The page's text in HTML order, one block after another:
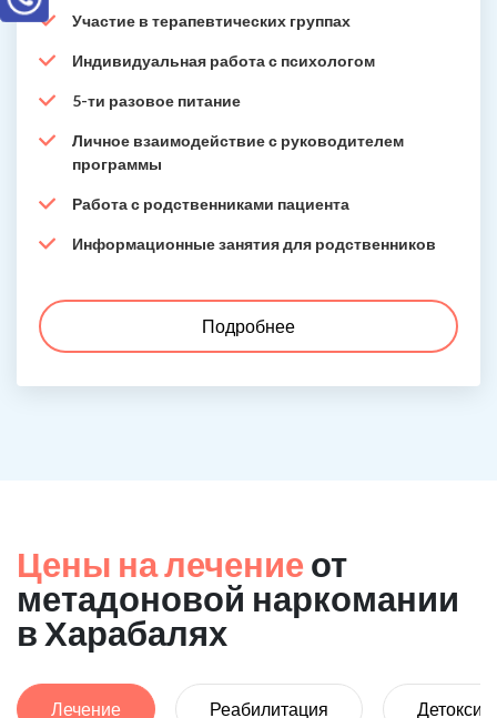
Участие в терапевтических группах
Индивидуальная работа с психологом
5-ти разовое питание
Личное взаимодействие с руководителем
программы
Работа с родственниками пациента
Информационные занятия для родственников
Подробнее
Цены на лечение от
метадоновой наркомании
в Харабалях
Лечение Реабилитация